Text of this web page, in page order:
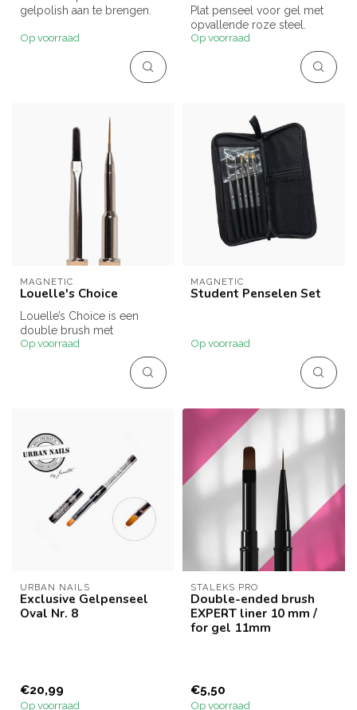
gelpolish aan te brengen.
gelpolish ...
Op voorraad
Plat penseel voor gel met
opvallende roze steel.
Op voorraad
MAGNETIC
Louelle's Choice
Louelle’s Choice is een
double brush met
gelpenseel en fineliner in
Op voorraad
MAGNETIC
Student Penselen Set
Op voorraad
URBAN NAILS
Exclusive Gelpenseel
Oval Nr. 8
€20,99
Op voorraad
STALEKS PRO
Double-ended brush
EXPERT liner 10 mm /
for gel 11mm
€5,50
Op voorraad